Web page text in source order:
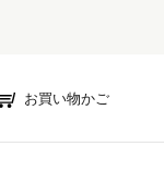
お買い物かご